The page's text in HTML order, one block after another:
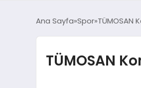
Ana Sayfa Spor TÜMOSAN
TÜMOSAN